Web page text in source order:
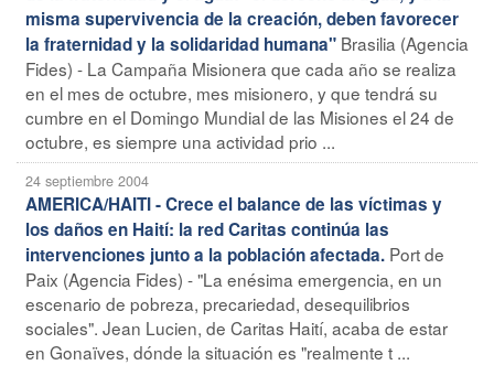
misma supervivencia de la creación, deben favorecer
la fraternidad y la solidaridad humana" Brasilia (Agencia
Fides) - La Campaña Misionera que cada año se realiza
en el mes de octubre, mes misionero, y que tendrá su
cumbre en el Domingo Mundial de las Misiones el 24 de
octubre, es siempre una actividad prio ...
24 septiembre 2004
AMERICA/HAITI - Crece el balance de las víctimas y
los daños en Haití: la red Caritas continúa las
intervenciones junto a la población afectada. Port de
Paix (Agencia Fides) - "La enésima emergencia, en un
escenario de pobreza, precariedad, desequilibrios
sociales". Jean Lucien, de Caritas Haití, acaba de estar
en Gonaïves, dónde la situación es "realmente t ...